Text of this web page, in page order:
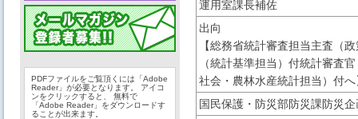
PDFファイルをご覧頂くには「Adobe
Reader」が必要となります。 アイコ
ンをクリックすると、 無料で
「Adobe Reader」をダウンロードす
ることが出来ます。
運用室課長補佐
出向
【総務省統計審査担当主査（
（統計基準担当）付統計審査
社会・農林水産統計担当）付へ
国民保護・防災部防災課防災